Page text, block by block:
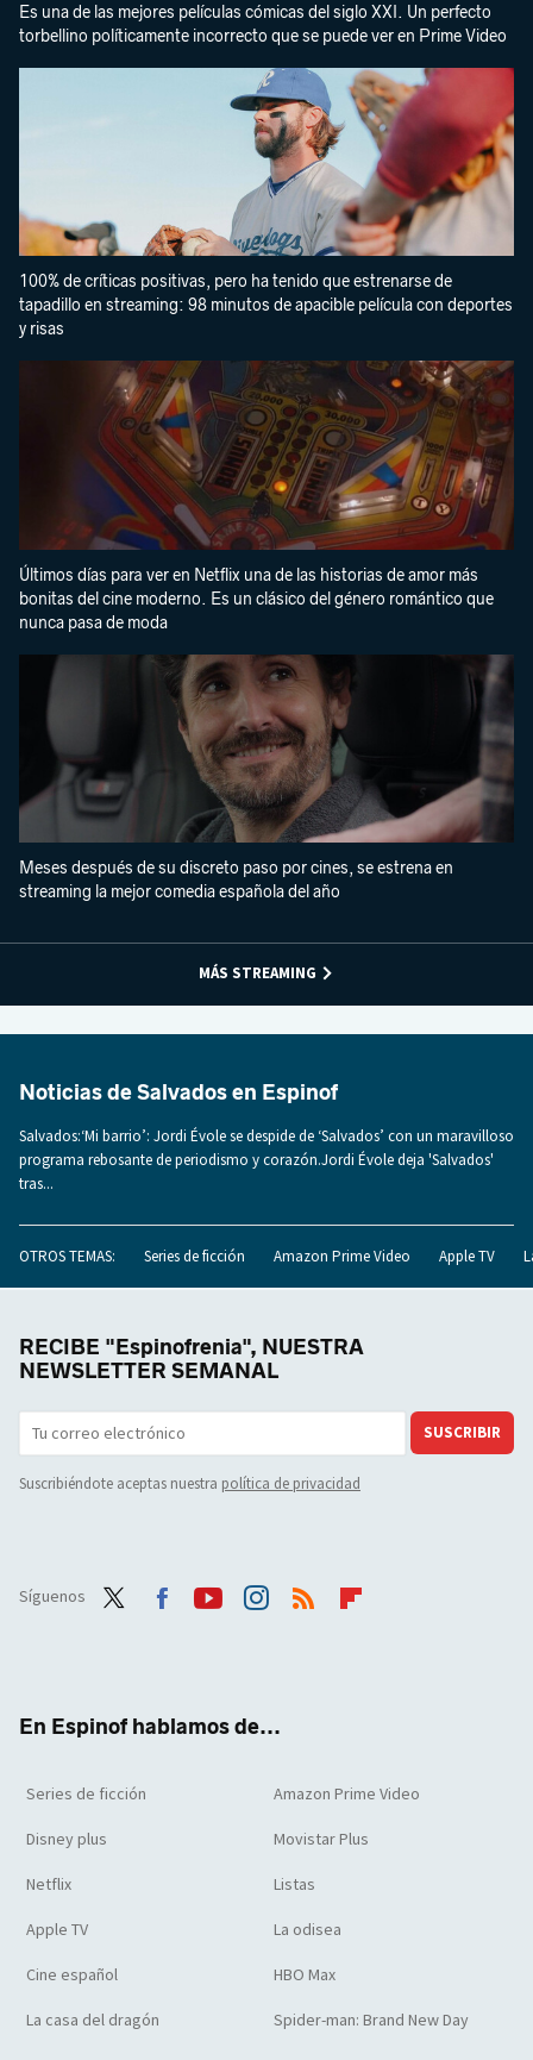
Es una de las mejores películas cómicas del siglo XXI. Un perfecto
torbellino políticamente incorrecto que se puede ver en Prime Video
100% de críticas positivas, pero ha tenido que estrenarse de
tapadillo en streaming: 98 minutos de apacible película con deportes
y risas
Últimos días para ver en Netflix una de las historias de amor más
bonitas del cine moderno. Es un clásico del género romántico que
nunca pasa de moda
Meses después de su discreto paso por cines, se estrena en
streaming la mejor comedia española del año
MÁS STREAMING
Noticias de Salvados en Espinof
Salvados:‘Mi barrio’: Jordi Évole se despide de ‘Salvados’ con un maravilloso
programa rebosante de periodismo y corazón.Jordi Évole deja 'Salvados'
tras...
OTROS TEMAS: Series de ficción Amazon Prime Video Apple TV
RECIBE "Espinofrenia", NUESTRA
NEWSLETTER SEMANAL
SUSCRIBIR
Suscribiéndote aceptas nuestra política de privacidad
Síguenos
En Espinof hablamos de...
Series de ficción Amazon Prime Video
Disney plus Movistar Plus
Netflix Listas
Apple TV La odisea
Cine español HBO Max
La casa del dragón Spider-man: Brand New Day